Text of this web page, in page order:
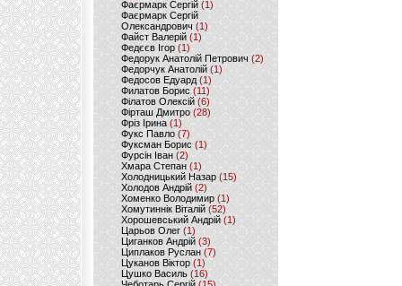
Фаєрмарк Сергій(1)
Фаєрмарк Сергій
Олександрович (1)
Файст Валерій(1)
Федєєв Ігор (1)
Федорук Анатолій Петрович (2)
Федорчук Анатолій (1)
Федосов Едуард (1)
Филатов Борис (11)
Філатов Олексій (6)
Фірташ Дмитро (28)
Фріз Ірина (1)
Фукс Павло (7)
Фуксман Борис (1)
Фурсін Іван (2)
Хмара Степан(1)
Холодницький Назар(15)
Холодов Андрій (2)
Хоменко Володимир (1)
Хомутиннік Віталій (52)
Хорошевський Андрій (1)
Царьов Олег (1)
Циганков Андрій (3)
Циплаков Руслан(7)
Цуканов Віктор (1)
Цушко Василь (16)